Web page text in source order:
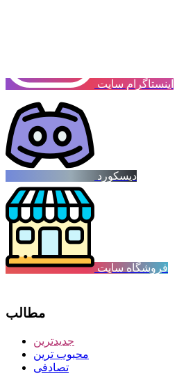
اینستاگرام سایت
دیسکورد
فروشگاه سایت
مطالب
جدیدترین
محبوب ترین
تصادفی